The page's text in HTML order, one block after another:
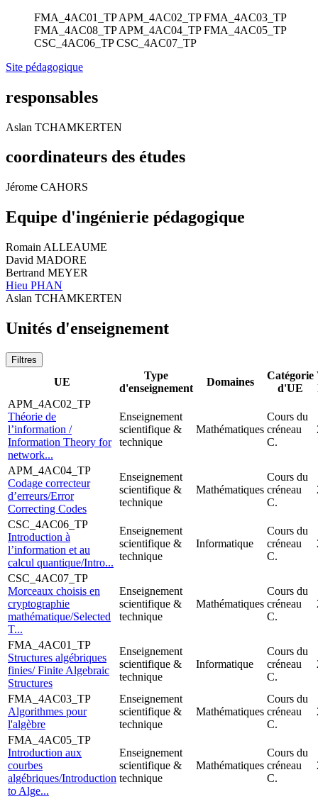
FMA_4AC01_TP APM_4AC02_TP FMA_4AC03_TP
FMA_4AC08_TP APM_4AC04_TP FMA_4AC05_TP
CSC_4AC06_TP CSC_4AC07_TP
Site pédagogique
responsables
Aslan TCHAMKERTEN
coordinateurs des études
Jérome CAHORS
Equipe d'ingénierie pédagogique
Romain ALLEAUME
David MADORE
Bertrand MEYER
Hieu PHAN
Aslan TCHAMKERTEN
Unités d'enseignement
Filtres
UE
Type
d'enseignement
Domaines
Catégorie
d'UE
APM_4AC02_TP
Théorie de
l’information /
Information Theory for
network...
Enseignement
scientifique &
technique
Mathématiques
Cours du
créneau
C.
APM_4AC04_TP
Codage correcteur
d’erreurs/Error
Correcting Codes
Enseignement
scientifique &
technique
Mathématiques
Cours du
créneau
C.
CSC_4AC06_TP
Introduction à
l’information et au
calcul quantique/Intro...
Enseignement
scientifique &
technique
Informatique
Cours du
créneau
C.
CSC_4AC07_TP
Morceaux choisis en
cryptographie
mathématique/Selected
T...
Enseignement
scientifique &
technique
Mathématiques
Cours du
créneau
C.
FMA_4AC01_TP
Structures algébriques
finies/ Finite Algebraic
Structures
Enseignement
scientifique &
technique
Informatique
Cours du
créneau
C.
FMA_4AC03_TP
Algorithmes pour
l'algèbre
Enseignement
scientifique &
technique
Mathématiques
Cours du
créneau
C.
FMA_4AC05_TP
Introduction aux
courbes
algébriques/Introduction
to Alge...
Enseignement
scientifique &
technique
Mathématiques
Cours du
créneau
C.